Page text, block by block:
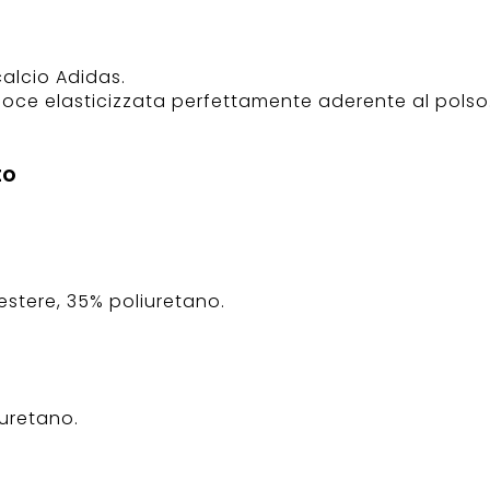
Adidas.
elasticizzata perfettamente aderente al
35% poliuretano.